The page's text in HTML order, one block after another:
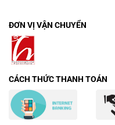
ĐƠN VỊ VẬN CHUYỂN
CÁCH THỨC THANH TOÁN